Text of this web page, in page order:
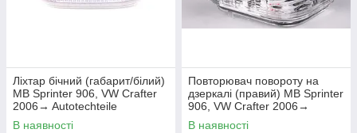
Ліхтар бічний (габарит/білий)
MB Sprinter 906, VW Crafter
2006→ Autotechteile
(Німеччина) — 100 8274
В наявності
Повторювач повороту на
дзеркалі (правий) MB Sprinter
906, VW Crafter 2006→
Autotechteile — 100 8228
В наявності